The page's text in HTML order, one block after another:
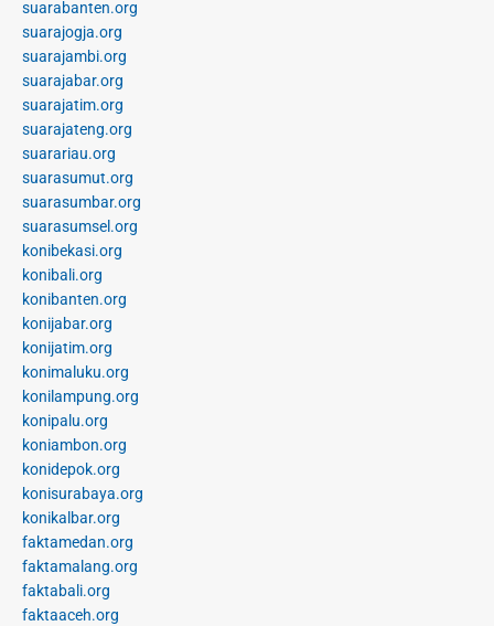
suarabanten.org
suarajogja.org
suarajambi.org
suarajabar.org
suarajatim.org
suarajateng.org
suarariau.org
suarasumut.org
suarasumbar.org
suarasumsel.org
konibekasi.org
konibali.org
konibanten.org
konijabar.org
konijatim.org
konimaluku.org
konilampung.org
konipalu.org
koniambon.org
konidepok.org
konisurabaya.org
konikalbar.org
faktamedan.org
faktamalang.org
faktabali.org
faktaaceh.org